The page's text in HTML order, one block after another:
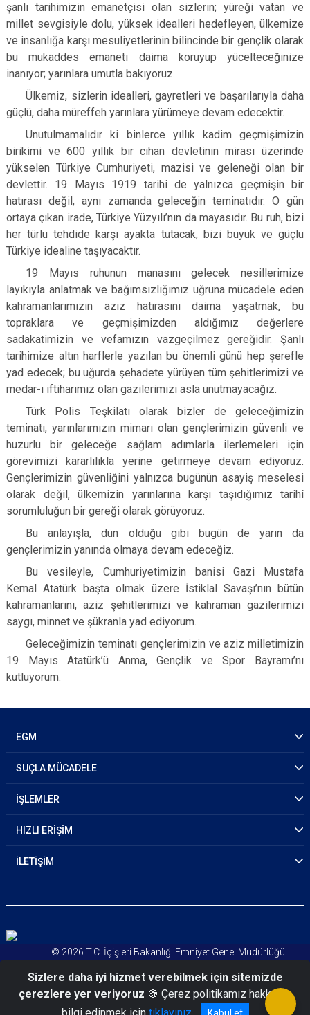
şanlı tarihimizin emanetçisi olan sizlerin; yüreği vatan ve
millet sevgisiyle dolu, yüksek idealleri hedefleyen, ülkemize
ve insanlığa karşı mesuliyetlerinin bilincinde bir gençlik olarak
bu mukaddes emaneti daima koruyup yücelteceğinize
inanıyor; yarınlara umutla bakıyoruz.
Ülkemiz, sizlerin idealleri, gayretleri ve başarılarıyla daha
güçlü, daha müreffeh yarınlara yürümeye devam edecektir.
Unutulmamalıdır ki binlerce yıllık kadim geçmişimizin
birikimi ve 600 yıllık bir cihan devletinin mirası üzerinde
yükselen Türkiye Cumhuriyeti, mazisi ve geleneği olan bir
devlettir. 19 Mayıs 1919 tarihi de yalnızca geçmişin bir
hatırası değil, aynı zamanda geleceğin teminatıdır. O gün
ortaya çıkan irade, Türkiye Yüzyılı’nın da mayasıdır. Bu ruh, bizi
her türlü tehdide karşı ayakta tutacak, bizi büyük ve güçlü
Türkiye idealine taşıyacaktır.
19 Mayıs ruhunun manasını gelecek nesillerimize
layıkıyla anlatmak ve bağımsızlığımız uğruna mücadele eden
kahramanlarımızın aziz hatırasını daima yaşatmak, bu
topraklara ve geçmişimizden aldığımız değerlere
sadakatimizin ve vefamızın vazgeçilmez gereğidir. Şanlı
tarihimize altın harflerle yazılan bu önemli günü hep şerefle
yad edecek; bu uğurda şehadete yürüyen tüm şehitlerimizi ve
medar-ı iftiharımız olan gazilerimizi asla unutmayacağız.
Türk Polis Teşkilatı olarak bizler de geleceğimizin
teminatı, yarınlarımızın mimarı olan gençlerimizin güvenli ve
huzurlu bir geleceğe sağlam adımlarla ilerlemeleri için
görevimizi kararlılıkla yerine getirmeye devam ediyoruz.
Gençlerimizin güvenliğini yalnızca bugünün asayiş meselesi
olarak değil, ülkemizin yarınlarına karşı taşıdığımız tarihî
sorumluluğun bir gereği olarak görüyoruz.
Bu anlayışla, dün olduğu gibi bugün de yarın da
gençlerimizin yanında olmaya devam edeceğiz.
Bu vesileyle, Cumhuriyetimizin banisi Gazi Mustafa
Kemal Atatürk başta olmak üzere İstiklal Savaşı’nın bütün
kahramanlarını, aziz şehitlerimizi ve kahraman gazilerimizi
saygı, minnet ve şükranla yad ediyorum.
Geleceğimizin teminatı gençlerimizin ve aziz milletimizin
19 Mayıs Atatürk’ü Anma, Gençlik ve Spor Bayramı’nı
kutluyorum.
EGM
SUÇLA MÜCADELE
İŞLEMLER
HIZLI ERİŞİM
İLETİŞİM
© 2026 T.C. İçişleri Bakanlığı Emniyet Genel Müdürlüğü
Aydınlatma Metni
Sizlere daha iyi hizmet verebilmek için sitemizde
çerezlere yer veriyoruz 🍪 Çerez politikamız hakkında